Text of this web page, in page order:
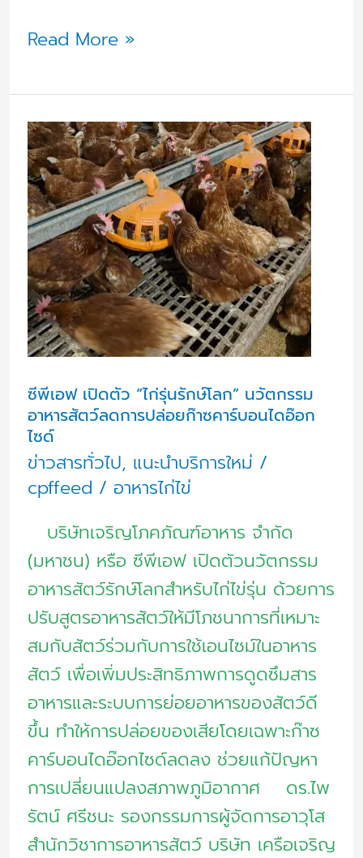
Read More »
ซีพีเอฟ เปิดตัว “ไก่รุ่นรักษ์โลก” นวัตกรรม
อาหารสัตว์ลดการปล่อยก๊าซคาร์บอนไดอ๊อก
ไซด์
ข่าวสารทั่วไป, แนะนำบริการใหม่ /
cpffeed / อาหารไก่ไข่
บริษัทเจริญโภคภัณฑ์อาหาร จำกัด
(มหาชน) หรือ ซีพีเอฟ เปิดตัวนวัตกรรม
อาหารสัตว์รักษ์โลกสำหรับไก่ไข่รุ่น ด้วยการ
ปรับสูตรอาหารสัตว์ให้มีโภชนาการที่เหมาะ
สมกับสัตว์ร่วมกับการใช้เอนไซม์ในอาหาร
สัตว์ เพื่อเพิ่มประสิทธิภาพการดูดซึมสาร
อาหารและระบบการย่อยอาหารของสัตว์ดี
ขึ้น ทำให้การปล่อยของเสียโดยเฉพาะก๊าซ
คาร์บอนไดอ๊อกไซด์ลดลง ช่วยแก้ปัญหา
การเปลี่ยนแปลงสภาพภูมิอากาศ ดร.ไพ
รัตน์ ศรีชนะ รองกรรมการผู้จัดการอาวุโส
สำนักวิชาการอาหารสัตว์ บริษัท เครือเจริญ
ซี
พี
เอฟ
เปิด
ตัว
“ไก่
รุ่น
รักษ์
โลก”
นวัตกรรม
อาหาร
สัตว์
ลด
การ
ปล่อย
ก๊าซ
คาร์บอน
ได
อ๊
อก
ไซด์